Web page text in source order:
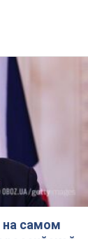
на самом